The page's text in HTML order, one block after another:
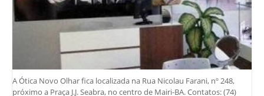
A Ótica Novo Olhar fica localizada na Rua Nicolau Farani, nº 248,
próximo a Praça J.J. Seabra, no centro de Mairi-BA. Contatos: (74)